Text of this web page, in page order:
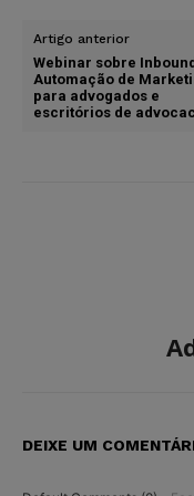
Artigo anterior
Webinar sobre
Automação de
para advogados e
escritórios de
DEIXE UM